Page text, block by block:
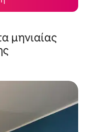
μηνιαίας